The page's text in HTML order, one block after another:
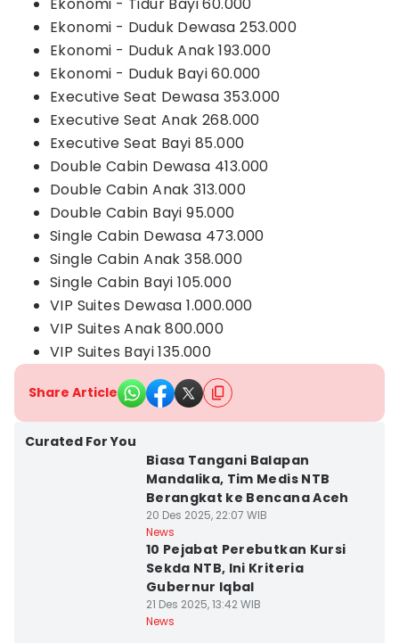
Ekonomi - Duduk Dewasa 253.000
Ekonomi - Duduk Anak 193.000
Ekonomi - Duduk Bayi 60.000
Executive Seat Dewasa 353.000
Executive Seat Anak 268.000
Executive Seat Bayi 85.000
Double Cabin Dewasa 413.000
Double Cabin Anak 313.000
Double Cabin Bayi 95.000
Single Cabin Dewasa 473.000
Single Cabin Anak 358.000
Single Cabin Bayi 105.000
VIP Suites Dewasa 1.000.000
VIP Suites Anak 800.000
VIP Suites Bayi 135.000
Share Article
Curated For You
Biasa Tangani Balapan
Mandalika, Tim Medis NTB
Berangkat ke Bencana Aceh
20 Des 2025, 22:07 WIB
News
10 Pejabat Perebutkan Kursi
Sekda NTB, Ini Kriteria
Gubernur Iqbal
21 Des 2025, 13:42 WIB
News